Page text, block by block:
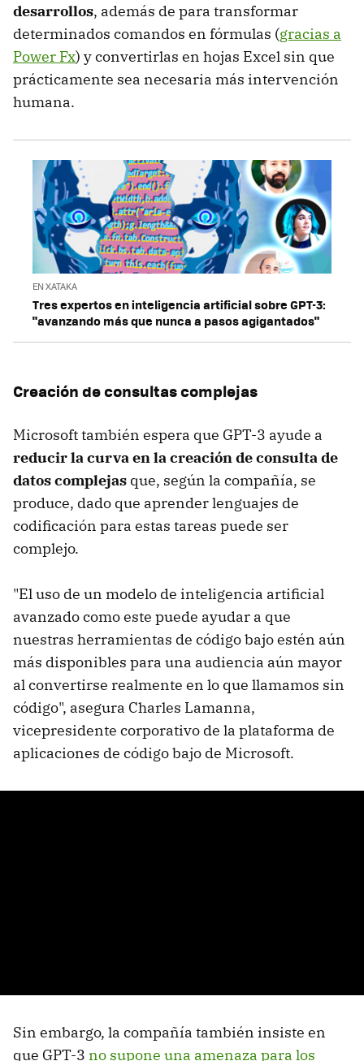
desarrollos, además de para transformar
determinados comandos en fórmulas (gracias a
Power Fx) y convertirlas en hojas Excel sin que
prácticamente sea necesaria más intervención
humana.
EN XATAKA
Tres expertos en inteligencia artificial sobre GPT-3:
"avanzando más que nunca a pasos agigantados"
Creación de consultas complejas
Microsoft también espera que GPT-3 ayude a
reducir la curva en la creación de consulta de
datos complejas que, según la compañía, se
produce, dado que aprender lenguajes de
codificación para estas tareas puede ser
complejo.
"El uso de un modelo de inteligencia artificial
avanzado como este puede ayudar a que
nuestras herramientas de código bajo estén aún
más disponibles para una audiencia aún mayor
al convertirse realmente en lo que llamamos sin
código", asegura Charles Lamanna,
vicepresidente corporativo de la plataforma de
aplicaciones de código bajo de Microsoft.
Sin embargo, la compañía también insiste en
que GPT-3 no supone una amenaza para los